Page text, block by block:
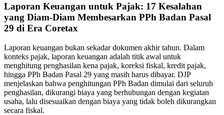
Laporan Keuangan untuk Pajak: 17 Kesalahan
yang Diam-Diam Membesarkan PPh Badan Pasal
29 di Era Coretax
Laporan keuangan bukan sekadar dokumen akhir tahun. Dalam
konteks pajak, laporan keuangan adalah titik awal untuk
menghitung penghasilan kena pajak, koreksi fiskal, kredit pajak,
hingga PPh Badan Pasal 29 yang masih harus dibayar. DJP
menjelaskan bahwa penghitungan PPh Badan dimulai dari seluruh
penghasilan, dikurangi biaya yang berhubungan dengan kegiatan
usaha, lalu disesuaikan dengan biaya yang tidak boleh dikurangkan
secara fiskal.